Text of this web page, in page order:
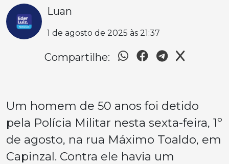
Luan
1 de agosto de 2025 às 21:37
Compartilhe:
Um homem de 50 anos foi detido
pela Polícia Militar nesta sexta-feira, 1º
de agosto, na rua Máximo Toaldo, em
Capinzal. Contra ele havia um